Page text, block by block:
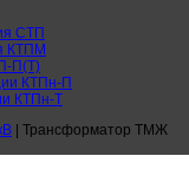
СТП
КТПМ
П(Т)
КТПн-П
КТПн-Т
| Трансформатор ТМЖ